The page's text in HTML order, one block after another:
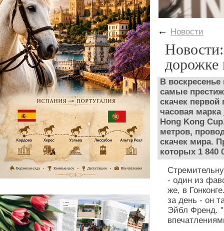
← Новости
дорожке
В
самые
скачек первой
часовая марка
Hong Kong
метров,
скачек мира.
которых 1 840
- один из
же, в
за день - он
Эйбл Френд.